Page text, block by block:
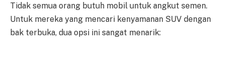
Tidak semua orang butuh mobil untuk angkut semen.
Untuk mereka yang mencari kenyamanan SUV dengan
bak terbuka, dua opsi ini sangat menarik: